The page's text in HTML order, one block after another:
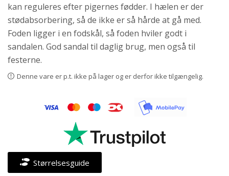
kan reguleres efter pigernes fødder. I hælen er der
stødabsorbering, så de ikke er så hårde at gå med.
Foden ligger i en fodskål, så foden hviler godt i
sandalen. God sandal til daglig brug, men også til
festerne.
Denne vare er p.t. ikke på lager og er derfor ikke tilgængelig.
Størrelsesguide